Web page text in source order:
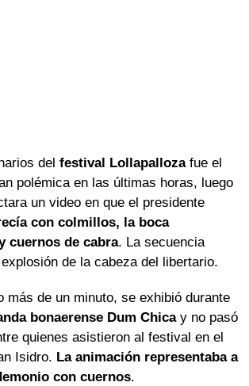
del festival Lollapallozafue el
polémica en las últimas horas, luego
un video en que el presidente
con colmillos, la boca
cuernos de cabra. La secuencia
de la cabeza del libertario.
más de un minuto, se exhibió durante
bonaerense Dum Chicay no pasó
quienes asistieron al festival en el
Isidro. La animación representaba a
con cuernos.